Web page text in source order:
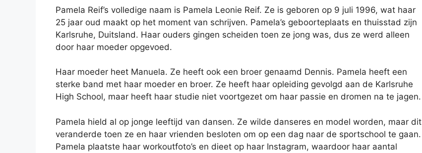
Pamela Reif’s volledige naam is Pamela Leonie Reif. Ze is geboren op 9 juli 1996, wat haar
25 jaar oud maakt op het moment van schrijven. Pamela’s geboorteplaats en thuisstad zijn
Karlsruhe, Duitsland. Haar ouders gingen scheiden toen ze jong was, dus ze werd alleen
door haar moeder opgevoed.
Haar moeder heet Manuela. Ze heeft ook een broer genaamd Dennis. Pamela heeft een
sterke band met haar moeder en broer. Ze heeft haar opleiding gevolgd aan de Karlsruhe
High School, maar heeft haar studie niet voortgezet om haar passie en dromen na te jagen.
Pamela hield al op jonge leeftijd van dansen. Ze wilde danseres en model worden, maar dit
veranderde toen ze en haar vrienden besloten om op een dag naar de sportschool te gaan.
Pamela plaatste haar workoutfoto’s en dieet op haar Instagram, waardoor haar aantal